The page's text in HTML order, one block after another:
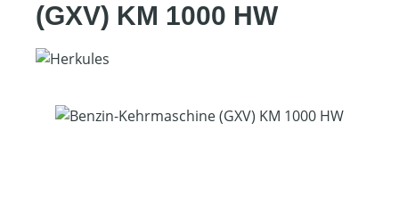
(GXV) KM 1000 HW
Bildergalerie überspringen